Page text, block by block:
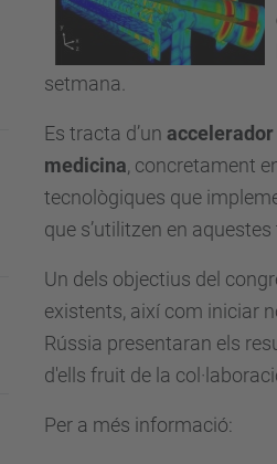
setmana.
Es tracta d’un
medicina, concretament
tecnològiques que
que s’utilitzen en aquestes
Un dels objectius del
existents, així com iniciar
Rússia presentaran els
d'ells fruit de la
Per a més informació: